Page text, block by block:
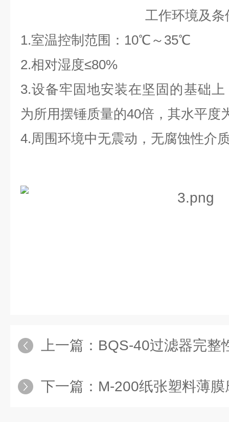
工作环境及条
1.室温控制范围：10℃～35℃
2.相对湿度≤80%
3.设备牢固地安装在坚固的基础
为所用摆锤质量的40倍，其水平度
4.周围环境中无震动，无腐蚀性介
上一篇： BQS-40过滤器完整
下一篇： M-200纸张塑料薄